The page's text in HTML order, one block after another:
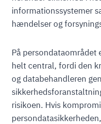
informationssystemer
hændelser og
På persondataområdet
helt central, fordi den
og databehandleren
risikoen. Hvis